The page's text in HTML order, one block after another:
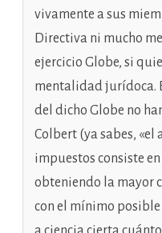
vivamente a sus
Directiva ni mucho
ejercicio Globe, si
mentalidad jurídoca.
del dicho Globe no
Colbert (ya sabes, «el
impuestos consiste
obteniendo la mayor
con el mínimo